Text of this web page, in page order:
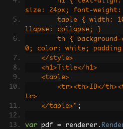
size: 24px; font-
llapse: collapse; }
0; color: white;
    </style>
    <h1>Title</h1>
    <table>
tr>
    </table>"
;
var pdf = renderer .